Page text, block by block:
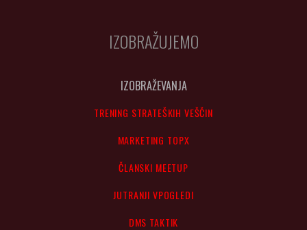
IZOBRAŽUJEMO
IZOBRAŽEVANJA
TRENING STRATEŠKIH VEŠČIN
MARKETING TOPX
ČLANSKI MEETUP
JUTRANJI VPOGLEDI
DMS TAKTIK